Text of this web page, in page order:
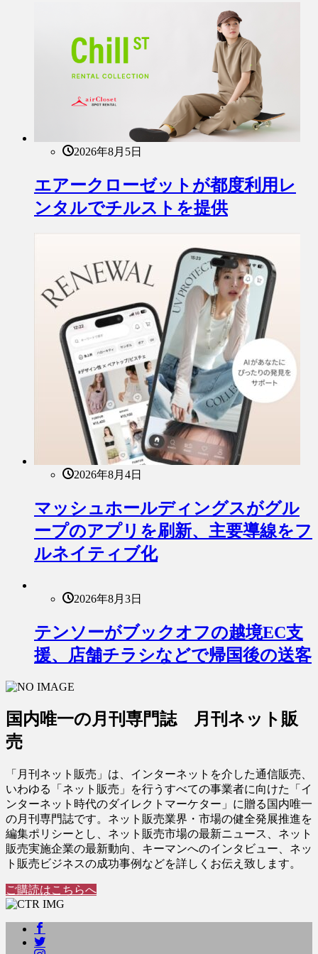
2026年8月5日
エアークローゼットが都度利用レ
ンタルでチルストを提供
2026年8月4日
マッシュホールディングスがグル
ープのアプリを刷新、主要導線をフ
ルネイティブ化
2026年8月3日
テンソーがブックオフの越境EC支
援、店舗チラシなどで帰国後の送客
国内唯一の月刊専門誌 月刊ネット販
売
「月刊ネット販売」は、インターネットを介した通信販売、
いわゆる「ネット販売」を行うすべての事業者に向けた「イ
ンターネット時代のダイレクトマーケター」に贈る国内唯一
の月刊専門誌です。ネット販売業界・市場の健全発展推進を
編集ポリシーとし、ネット販売市場の最新ニュース、ネット
販売実施企業の最新動向、キーマンへのインタビュー、ネッ
ト販売ビジネスの成功事例などを詳しくお伝え致します。
ご購読はこちらへ